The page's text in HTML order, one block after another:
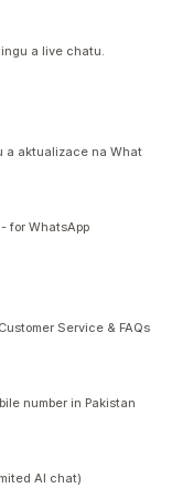
a live chatu.
a aktualizace na What
for WhatsApp
Service & FAQs
number in Pakistan
AI chat)